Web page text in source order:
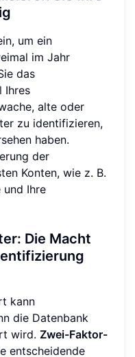
um ein
im Jahr
das
Ihres
alte oder
zu identifizieren,
haben.
der
Konten, wie z. B.
und Ihre
Die Macht
kann
die Datenbank
wird. Zwei-Faktor-
entscheidende